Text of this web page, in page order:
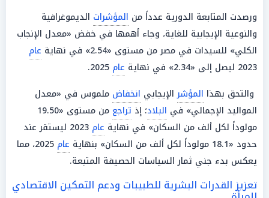
ورصدت المتابعة الدورية عدداً من المؤشرات الديموغرافية
والنوعية الإيجابية للغاية، وجاء أهمها في خفض «معدل الإنجاب
الكلي» للسيدات في مصر من مستوى «2.54» في نهاية
عام
2023 ليصل إلى «2.34» في نهاية
عام
والتحق بهذا المؤشرالإيجابي انخفاض ملموس في «معدل
المواليد الإجمالي» في البلاد؛ إذ تراجع
من مستوى «19.50
مولوداً لكل ألف من السكان» في نهاية عام
2023 ليستقر عند
حدود «18.1 مولوداً لكل ألف من السكان» بنهاية
عام
2025، مما
يعكس بدء جني ثمار السياسات الحصيفة المتبعة.
تعزيز القدرات البشرية للطبيبات ودعم التمكين الاقتصادي